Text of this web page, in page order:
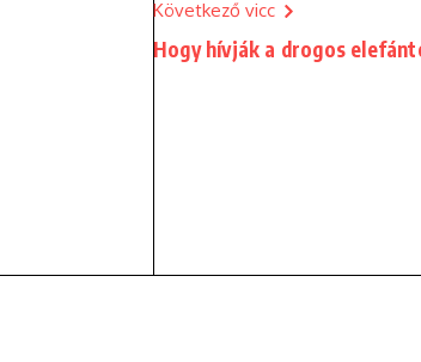
Következő vicc
Hogy hívják a drogos